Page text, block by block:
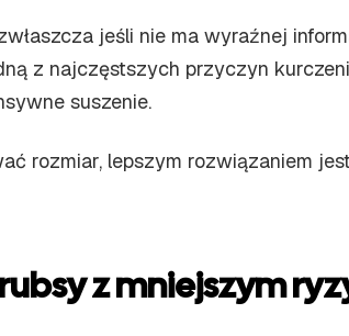
jeśli nie ma wyraźnej
z najczęstszych przyczyn
suszenie.
rozmiar, lepszym rozwiązaniem
z mniejszym